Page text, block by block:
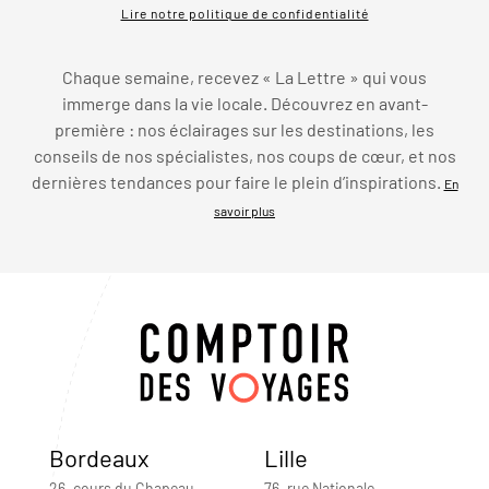
Lire notre politique de confidentialité
Chaque semaine, recevez « La Lettre » qui vous
immerge dans la vie locale. Découvrez en avant-
première : nos éclairages sur les destinations, les
conseils de nos spécialistes, nos coups de cœur, et nos
dernières tendances pour faire le plein d’inspirations.
En
savoir plus
Bordeaux Lille